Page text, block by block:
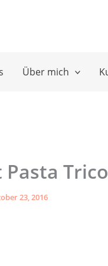
Über mich
23, 2016